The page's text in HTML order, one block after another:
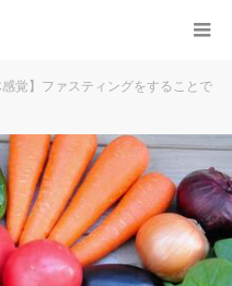
感覚】ファスティングをすることで